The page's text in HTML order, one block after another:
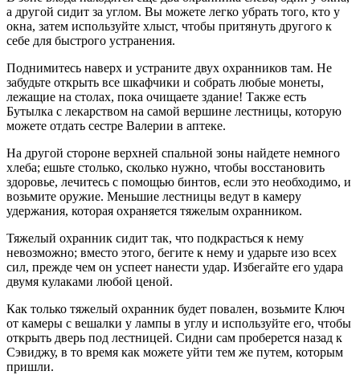
а другой сидит за углом. Вы можете легко убрать того, кто у
окна, затем используйте хлыст, чтобы притянуть другого к
себе для быстрого устранения.
Поднимитесь наверх и устраните двух охранников там. Не
забудьте открыть все шкафчики и собрать любые монеты,
лежащие на столах, пока очищаете здание! Также есть
Бутылка с лекарством на самой вершине лестницы, которую
можете отдать сестре Валерии в аптеке.
На другой стороне верхней спальной зоны найдете немного
хлеба; ешьте столько, сколько нужно, чтобы восстановить
здоровье, лечитесь с помощью бинтов, если это необходимо, и
возьмите оружие. Меньшие лестницы ведут в камеру
удержания, которая охраняется тяжелым охранником.
Тяжелый охранник сидит так, что подкрасться к нему
невозможно; вместо этого, бегите к нему и ударьте изо всех
сил, прежде чем он успеет нанести удар. Избегайте его удара
двумя кулаками любой ценой.
Как только тяжелый охранник будет повален, возьмите Ключ
от камеры с вешалки у лампы в углу и используйте его, чтобы
открыть дверь под лестницей. Сидни сам проберется назад к
Сэвиджу, в то время как можете уйти тем же путем, которым
пришли.